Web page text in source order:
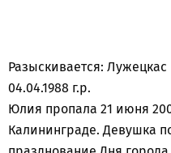
Разыскивается:
04.04.1988 г.р.
Юлия пропала 21 июня
Калининграде. Девушка